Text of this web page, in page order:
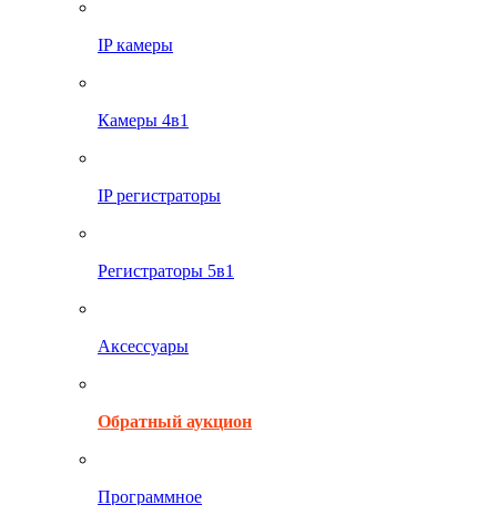
IP камеры
Камеры 4в1
IP регистраторы
Регистраторы 5в1
Аксессуары
Обратный аукцион
Программное